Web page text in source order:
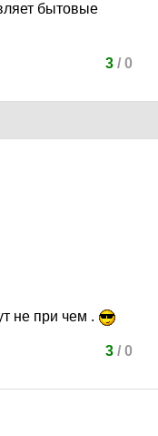
бытовые
3/ 0
не при чем .
3/ 0